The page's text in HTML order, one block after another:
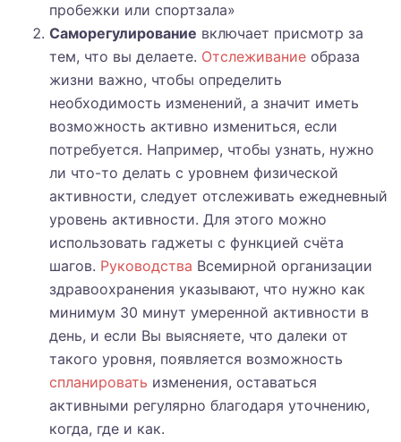
пробежки или спортзала»
Саморегулирование включает присмотр за
тем, что вы делаете. Отслеживание образа
жизни важно, чтобы определить
необходимость изменений, а значит иметь
возможность активно измениться, если
потребуется. Например, чтобы узнать, нужно
ли что-то делать с уровнем физической
активности, следует отслеживать ежедневный
уровень активности. Для этого можно
использовать гаджеты с функцией счёта
шагов. Руководства Всемирной организации
здравоохранения указывают, что нужно как
минимум 30 минут умеренной активности в
день, и если Вы выясняете, что далеки от
такого уровня, появляется возможность
спланировать изменения, оставаться
активными регулярно благодаря уточнению,
когда, где и как.